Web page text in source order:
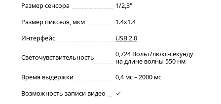
Размер сенсора
1/2,3"
Размер пикселя, мкм
1.4x1.4
Интерфейс
USB 2.0
Светочувствительность
0,724 Вольт/люкс-секунду
на длине волны 550 нм
Время выдержки
0,4 мс – 2000 мс
Возможность записи видео
✓